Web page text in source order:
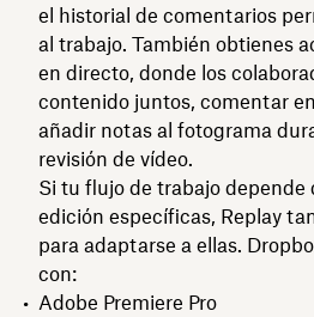
el historial de comentarios
al trabajo. También obtienes
en directo, donde los
contenido juntos, comentar
añadir notas al fotograma
revisión de vídeo.
Si tu flujo de trabajo depende
edición específicas, Replay
para adaptarse a ellas.
con:
Adobe Premiere Pro